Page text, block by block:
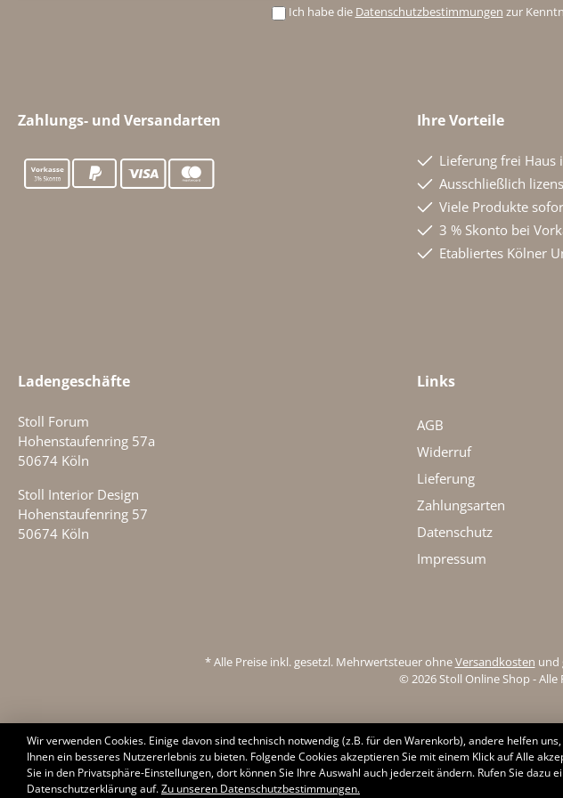
Ich habe die Datenschutzbestimmungen zur
Zahlungs- und Versandarten Ihre Vorteile
Lieferung frei Haus
Ausschließlich
Viele Produkte
3 % Skonto bei
Etabliertes Kölner
Ladengeschäfte
Stoll Forum
Hohenstaufenring 57a
50674 Köln
Stoll Interior Design
Hohenstaufenring 57
50674 Köln
Links
AGB
Widerruf
Lieferung
Zahlungsarten
Datenschutz
Impressum
* Alle Preise inkl. gesetzl. Mehrwertsteuer ohneVersandkosten und
© 2026 Stoll Online Shop -
Wir verwenden Cookies. Einige davon sind technisch notwendig (z.B. für den Warenkorb), andere helfen
Ihnen ein besseres Nutzererlebnis zu bieten. Folgende Cookies akzeptieren Sie mit einem Klick auf Alle
Sie in den Privatsphäre-Einstellungen, dort können Sie Ihre Auswahl auch jederzeit ändern. Rufen Sie dazu
Datenschutzerklärung auf.Zu unseren Datenschutzbestimmungen.